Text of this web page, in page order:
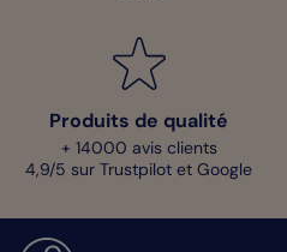
Produits de qualité
+ 14000 avis clients
4,9/5 sur Trustpilot et Google